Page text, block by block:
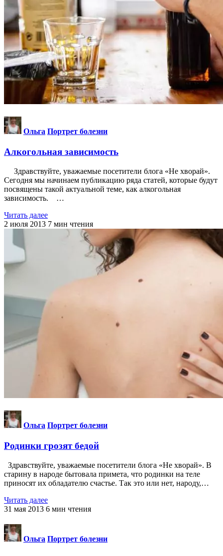
Ольга Портрет болезни
Алкогольная зависимость
Здравствуйте, уважаемые посетители блога «Не хворай».
Сегодня мы начинаем публикацию ряда статей, которые будут
посвящены такой актуальной теме, как алкогольная
зависимость. …
Читать далее
2 июля 2013 7 мин чтения
Ольга Портрет болезни
Родинки грозят бедой
Здравствуйте, уважаемые посетители блога «Не хворай». В
старину в народе бытовала примета, что родинки на теле
приносят их обладателю счастье. Так это или нет, народу,…
Читать далее
31 мая 2013 6 мин чтения
Ольга Портрет болезни